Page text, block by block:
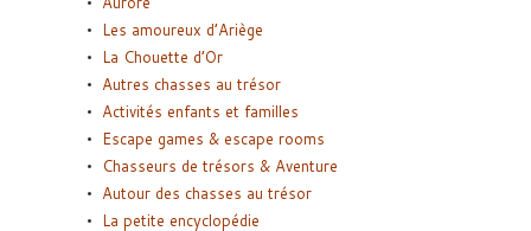
Les amoureux d’Ariège
La Chouette d’Or
Autres chasses au trésor
Activités enfants et familles
Escape games & escape rooms
Chasseurs de trésors & Aventure
Autour des chasses au trésor
La petite encyclopédie